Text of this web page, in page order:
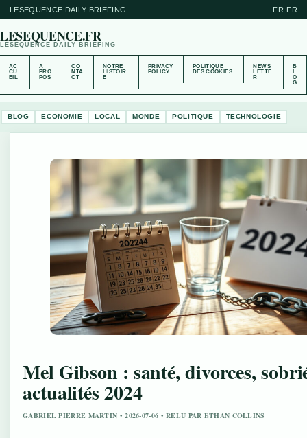
LESEQUENCE DAILY BRIEFING FR-FR
LESEQUENCE.FR
LESEQUENCE DAILY BRIEFING
AC
CU
EIL
A
PRO
POS
CO
NTA
CT
NOTRE
HISTOIR
E
PRIVACY
POLICY
POLITIQUE
DES COOKIES
NEWS
LETTE
R
B
L
O
G
BLOG ECONOMIE LOCAL MONDE POLITIQUE TECHNOLOGIE
Mel Gibson : santé, divorces,
actualités 2024
GABRIEL PIERRE MARTIN • 2026-07-06 • RELU PAR ETHAN COLLINS